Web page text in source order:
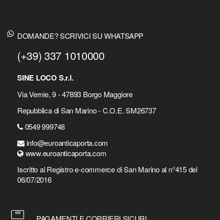
DOMANDE? SCRIVICI SU WHATSAPP
(+39) 337 1010000
SINE LOCO S.r.l.
Via Vernie, 9 - 47893 Borgo Maggiore
Repubblica di San Marino - C.O.E. SM26737
0549 999748
info@euroanticaporta.com
www.euroanticaporta.com
Iscritto al Registro e-commerce di San Marino al n°415 del
06/07/2016